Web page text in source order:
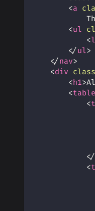
<a
<ul
<
</ul>
</nav>
<div class
<h1>
<table
<
</
<